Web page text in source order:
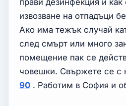
прави дезинфекция и
извозване на отпадъци
Ако има тежък случай
след смърт или много
помещение пак се
човешки. Свържете се с
90 . Работим в София и